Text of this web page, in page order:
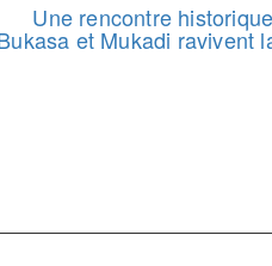
Une rencontre
et Mukadi ravivent